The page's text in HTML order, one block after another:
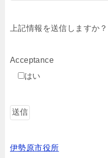
上記情報を送信しますか？
Acceptance
はい
伊勢原市役所